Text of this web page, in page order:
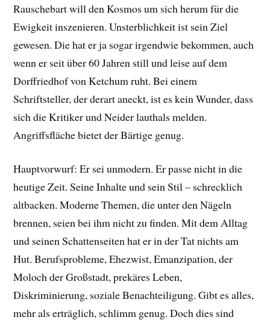
Rauschebart will den Kosmos um sich herum für die
Ewigkeit inszenieren. Unsterblichkeit ist sein Ziel
gewesen. Die hat er ja sogar irgendwie bekommen, auch
wenn er seit über 60 Jahren still und leise auf dem
Dorffriedhof von Ketchum ruht. Bei einem
Schriftsteller, der derart aneckt, ist es kein Wunder, dass
sich die Kritiker und Neider lauthals melden.
Angriffsfläche bietet der Bärtige genug.
Hauptvorwurf: Er sei unmodern. Er passe nicht in die
heutige Zeit. Seine Inhalte und sein Stil – schrecklich
altbacken. Moderne Themen, die unter den Nägeln
brennen, seien bei ihm nicht zu finden. Mit dem Alltag
und seinen Schattenseiten hat er in der Tat nichts am
Hut. Berufsprobleme, Ehezwist, Emanzipation, der
Moloch der Großstadt, prekäres Leben,
Diskriminierung, soziale Benachteiligung. Gibt es alles,
mehr als erträglich, schlimm genug. Doch dies sind